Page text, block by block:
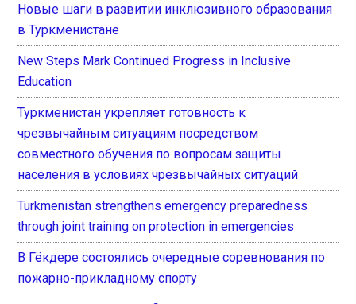
Новые шаги в развитии инклюзивного образования
в Туркменистане
New Steps Mark Continued Progress in Inclusive
Education
Туркменистан укрепляет готовность к
чрезвычайным ситуациям посредством
совместного обучения по вопросам защиты
населения в условиях чрезвычайных ситуаций
Turkmenistan strengthens emergency preparedness
through joint training on protection in emergencies
В Гёкдере состоялись очередные соревнования по
пожарно-прикладному спорту